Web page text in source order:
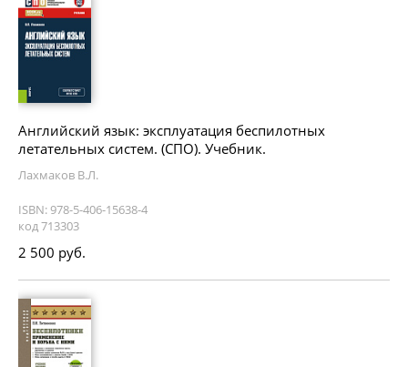
Английский язык: эксплуатация беспилотных
летательных систем. (СПО). Учебник.
Лахмаков В.Л.
ISBN: 978-5-406-15638-4
код 713303
2 500 руб.